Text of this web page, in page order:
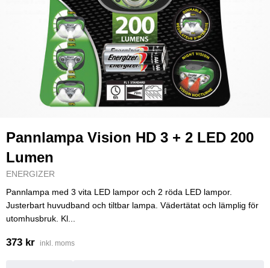
Pannlampa Vision HD 3 + 2 LED 200
Lumen
ENERGIZER
Pannlampa med 3 vita LED lampor och 2 röda LED lampor.
Justerbart huvudband och tiltbar lampa. Vädertätat och lämplig för
utomhusbruk. Kl...
373 kr inkl. moms